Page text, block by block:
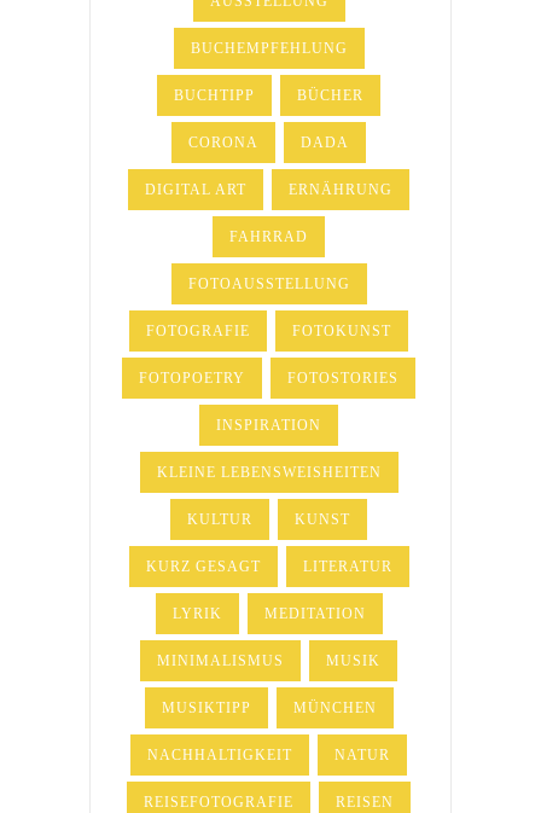
BUCHEMPFEHLUNG
BUCHTIPP BÜCHER
CORONA DADA
DIGITAL ART ERNÄHRUNG
FAHRRAD
FOTOAUSSTELLUNG
FOTOGRAFIE FOTOKUNST
FOTOPOETRY FOTOSTORIES
INSPIRATION
KLEINE LEBENSWEISHEITEN
KULTUR KUNST
KURZ GESAGT LITERATUR
LYRIK MEDITATION
MINIMALISMUS MUSIK
MUSIKTIPP MÜNCHEN
NACHHALTIGKEIT NATUR
REISEFOTOGRAFIE REISEN